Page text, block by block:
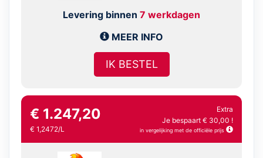
Levering binnen 7 werkdagen
MEER INFO
IK BESTEL
€ 1.247,20
€ 1,2472/L
Extra
Je bespaart € 30,00 !
in vergelijking met de officiële prijs